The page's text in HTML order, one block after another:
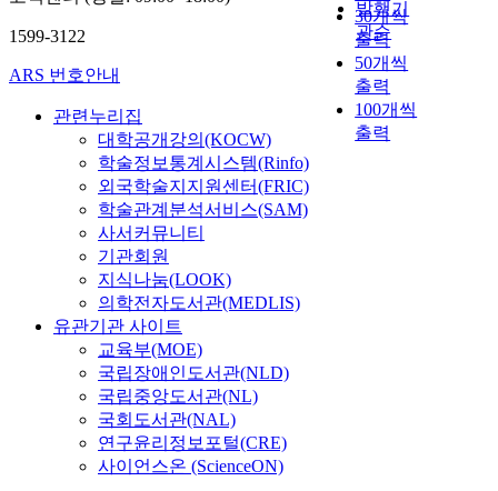
발행기
관순
30개씩
출력
50개씩
출력
100개씩
출력
1599-3122
ARS 번호안내
관련누리집
대학공개강의(KOCW)
학술정보통계시스템(Rinfo)
외국학술지지원센터(FRIC)
학술관계분석서비스(SAM)
사서커뮤니티
기관회원
지식나눔(LOOK)
의학전자도서관(MEDLIS)
유관기관 사이트
교육부(MOE)
국립장애인도서관(NLD)
국립중앙도서관(NL)
국회도서관(NAL)
연구윤리정보포털(CRE)
사이언스온 (ScienceON)